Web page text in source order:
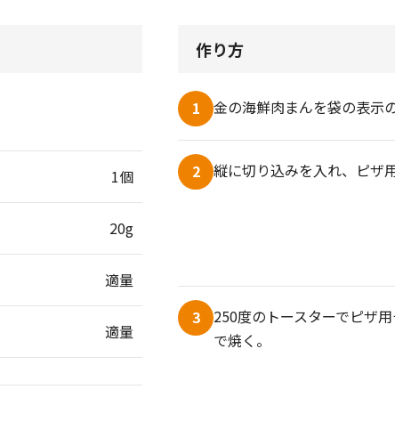
1個
20g
適量
適量
作り方
1 金の海鮮肉まんを袋の表示
2 縦に切り込みを入れ、ピザ
3
250度のトースターでピザ
で焼く。